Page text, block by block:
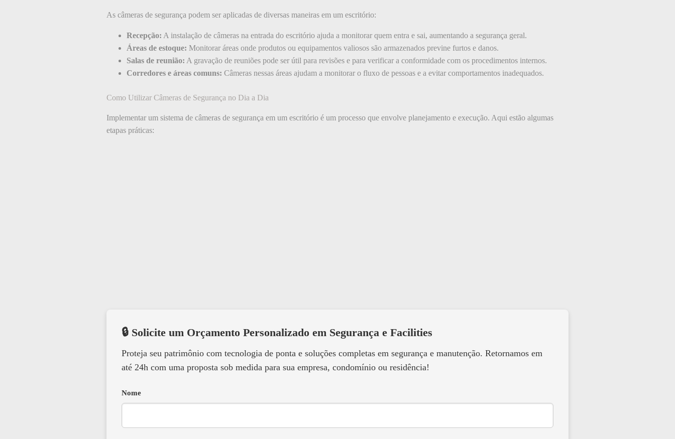
As câmeras de segurança podem ser aplicadas de diversas maneiras em um escritório:
Recepção: A instalação de câmeras na entrada do escritório ajuda a monitorar quem entra e sai, aumentando a segurança geral.
Áreas de estoque: Monitorar áreas onde produtos ou equipamentos valiosos são armazenados previne furtos e danos.
Salas de reunião: A gravação de reuniões pode ser útil para revisões e para verificar a conformidade com os procedimentos internos.
Corredores e áreas comuns: Câmeras nessas áreas ajudam a monitorar o fluxo de pessoas e a evitar comportamentos inadequados.
Como Utilizar Câmeras de Segurança no Dia a Dia
Implementar um sistema de câmeras de segurança em um escritório é um processo que envolve planejamento e execução. Aqui estão algumas
etapas práticas:
🔒 Solicite um Orçamento Personalizado em Segurança e Facilities
Proteja seu patrimônio com tecnologia de ponta e soluções completas em segurança e manutenção. Retornamos em
até 24h com uma proposta sob medida para sua empresa, condomínio ou residência!
Nome